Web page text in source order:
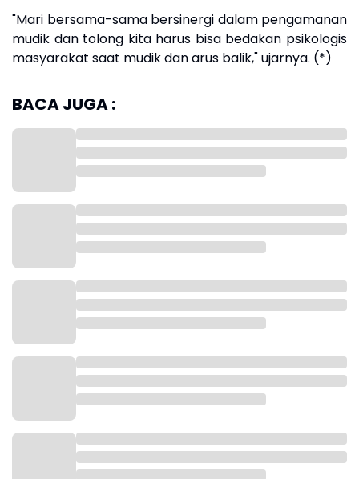
"Mari bersama-sama bersinergi dalam pengamanan
mudik dan tolong kita harus bisa bedakan psikologis
masyarakat saat mudik dan arus balik," ujarnya. (*)
BACA JUGA :